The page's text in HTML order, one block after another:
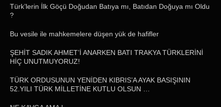
Türk’lerin İlk Göçü Doğudan Batıya mı, Batıdan Doğuya mı Oldu
?
Bu vesile ile mahkemelere düşen yük de hafifler
ŞEHİT SADIK AHMET’İ ANARKEN BATI TRAKYA TÜRKLERİNİ
HİÇ UNUTMUYORUZ!
TÜRK ORDUSUNUN YENİDEN KIBRIS’A AYAK BASIŞININ
52.YILI TÜRK MİLLETİNE KUTLU OLSUN …